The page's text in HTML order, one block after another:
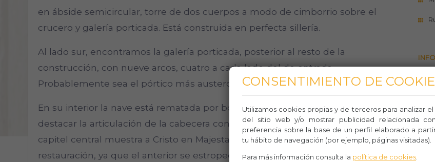
en ábside semicircular, torre de dos cuerpos a modo de cimborrio sobre el
crucero y galería porticada. Está construida en perfecta sillería.
Al lado sur, encontramos la galería porticada, posterior al resto de la
construcción, con nueve arcos, cuatro a cada lado del de entrada.
Probablemente sea el pórtico más austero de todos los segovianos.
En su interior la nave está rematada por bóveda apuntada y arcos fajones. Es de
destacar la articulación de la cabecera con arquerías ciegas de ocho arcos. El
capitel central muestra a Cristo en Majestad, pero es de la época de la última
restauración, ya que el anterior se estropeó por el retablo barroco que cubría el
CONSENTIMIENTO DE
Utilizamos cookies propias y de terceros para analizar el
del sitio web y/o mostrar publicidad relacionada
preferencia sobre la base de un perfil elaborado a
tu hábito de navegación (por ejemplo, páginas visitadas).
Para más información consulta la política de cookies